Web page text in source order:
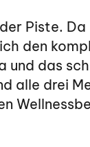
Piste.
den
das
alle drei